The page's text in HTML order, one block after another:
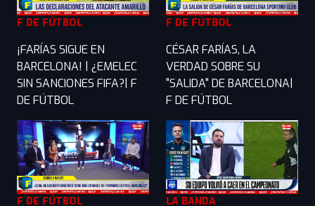
F DE FÚTBOL
¡FARÍAS SIGUE EN
BARCELONA! | ¿EMELEC
SIN SANCIONES FIFA?| F
DE FÚTBOL
F DE FÚTBOL
CÉSAR FARÍAS, LA
VERDAD SOBRE SU
"SALIDA" DE BARCELONA|
F DE FÚTBOL
F DE FÚTBOL LA BANDA